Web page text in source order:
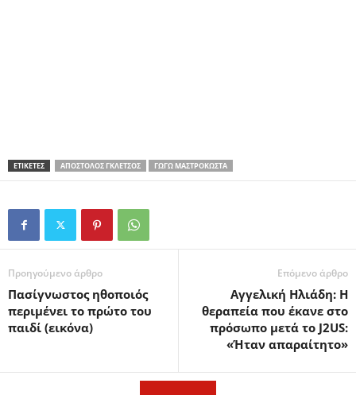
ΕΤΙΚΕΤΕΣ ΑΠΌΣΤΟΛΟΣ ΓΚΛΈΤΣΟΣ ΓΩΓΏ ΜΑΣΤΡΟΚΏΣΤΑ
Προηγούμενο άρθρο
Πασίγνωστος ηθοποιός
περιμένει το πρώτο του
παιδί (εικόνα)
Επόμενο άρθρο
Αγγελική Ηλιάδη: Η
θεραπεία που έκανε στο
πρόσωπο μετά το J2US:
«Ήταν απαραίτητο»